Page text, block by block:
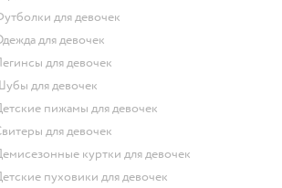
Футболки для девочек
Одежда для девочек
Легинсы для девочек
Шубы для девочек
Детские пижамы для девочек
Свитеры для девочек
Демисезонные куртки для девочек
Детские пуховики для девочек